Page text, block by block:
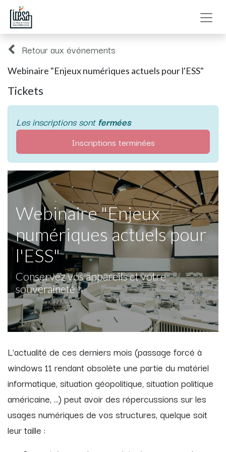
Retour aux événements
Webinaire "Enjeux numériques actuels pour l'ESS"
Tickets
Les inscriptions sontfermées
Inscriptions terminées
Webinaire "Enjeux
numériques actuels pour
l'ESS"
Conservez vos appareils et votre
souveraineté !
L'actualité de ces derniers mois (passage forcé à
windows 11 rendant obsolète une partie du matériel
informatique, situation géopolitique, situation politique
américaine, ...) peut avoir des répercussions sur les
usages numériques de vos structures, quelque soit
leur taille :